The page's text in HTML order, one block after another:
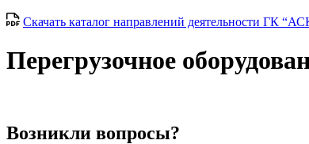
Скачать каталог направлений деятельности ГК
Перегрузочное
Возникли вопросы?